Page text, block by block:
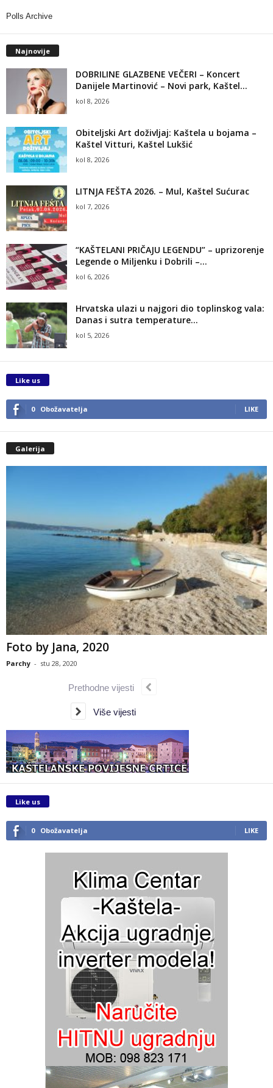
Polls Archive
Najnovije
DOBRILINE GLAZBENE VEČERI – Koncert
Danijele Martinović – Novi park, Kaštel...
kol 8, 2026
Obiteljski Art doživljaj: Kaštela u bojama –
Kaštel Vitturi, Kaštel Lukšić
kol 8, 2026
LITNJA FEŠTA 2026. – Mul, Kaštel Sućurac
kol 7, 2026
“KAŠTELANI PRIČAJU LEGENDU” – uprizorenje
Legende o Miljenku i Dobrili –...
kol 6, 2026
Hrvatska ulazi u najgori dio toplinskog vala:
Danas i sutra temperature...
kol 5, 2026
Like us
0 Obožavatelja LIKE
Galerija
Foto by Jana, 2020
Parchy - stu 28, 2020
Prethodne vijesti
Više vijesti
Like us
0 Obožavatelja LIKE